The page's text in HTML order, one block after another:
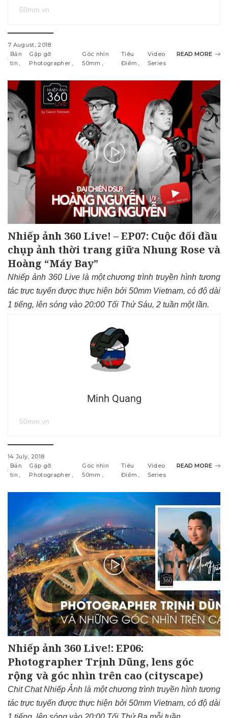
50mm.vn
7 August, 2018
Bản
tin
Gặp gỡ
Photographer
Góc nhìn
50mm
Tiêu
Điểm
Video
Series
READ MORE
Nhiếp ảnh 360 Live! – EP07: Cuộc đối đầu
chụp ảnh thời trang giữa Nhung Rose và
Hoàng “Máy Bay”
Nhiếp ảnh 360 Live là một chương trình truyền hình tương
tác trực tuyến được thực hiện bởi 50mm Vietnam, có độ dài
1 tiếng, lên sóng vào 20:00 Tối Thứ Sáu, 2 tuần một lần.
Minh Quang
50mm.vn
14 July, 2018
Bản
tin
Gặp gỡ
Photographer
Góc nhìn
50mm
Tiêu
Điểm
Video
Series
READ MORE
Nhiếp ảnh 360 Live!: EP06:
Photographer Trịnh Dũng, lens góc
rộng và góc nhìn trên cao (cityscape)
Chit Chat Nhiếp Ảnh là một chương trình truyền hình tương
tác trực tuyến được thực hiện bởi 50mm Vietnam, có độ dài